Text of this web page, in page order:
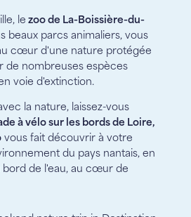
le zoo de La-Boissière-du-
beaux parcs animaliers, vous
cœur d'une nature protégée
de nombreuses espèces
voie d'extinction.
la nature, laissez-vous
à vélo sur les bords de Loire,
vous fait découvrir à votre
du pays nantais, en
de l'eau, au cœur de